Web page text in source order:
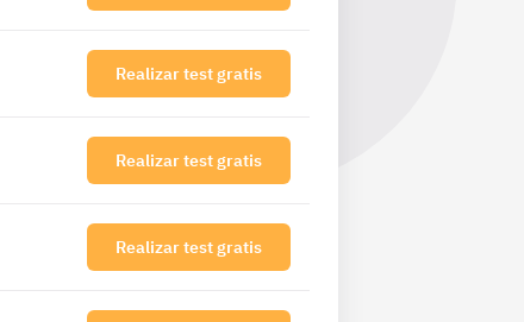
Realizar test gratis
Realizar test gratis
Realizar test gratis